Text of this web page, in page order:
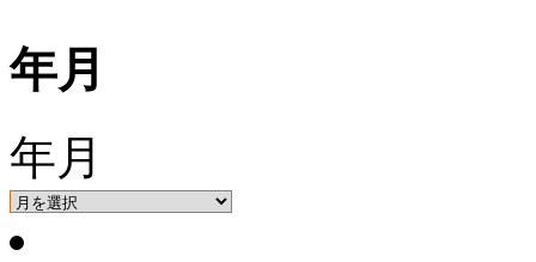
年月
年月